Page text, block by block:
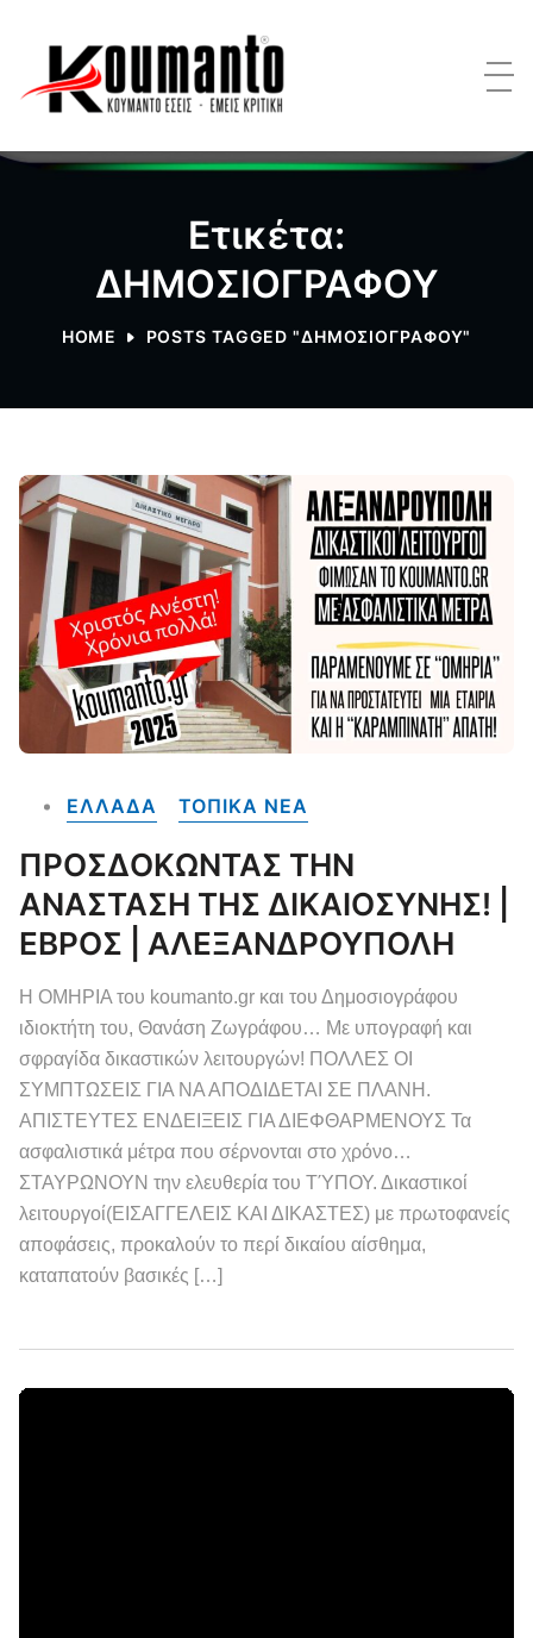
Ετικέτα:
ΔΗΜΟΣΙΟΓΡΑΦΟΥ
HOME POSTS TAGGED "ΔΗΜΟΣΙΟΓΡΑΦΟΥ"
ΕΛΛΑΔΑ ΤΟΠΙΚΑ NEA
ΠΡΟΣΔΟΚΩΝΤΑΣ ΤΗΝ
ΑΝΑΣΤΑΣΗ ΤΗΣ ΔΙΚΑΙΟΣΥΝΗΣ! |
ΕΒΡΟΣ | ΑΛΕΞΑΝΔΡΟΥΠΟΛΗ
Η ΟΜΗΡΙΑ του koumanto.gr και του Δημοσιογράφου
ιδιοκτήτη του, Θανάση Ζωγράφου… Με υπογραφή και
σφραγίδα δικαστικών λειτουργών! ΠΟΛΛΕΣ ΟΙ
ΣΥΜΠΤΩΣΕΙΣ ΓΙΑ ΝΑ ΑΠΟΔΙΔΕΤΑΙ ΣΕ ΠΛΑΝΗ.
ΑΠΙΣΤΕΥΤΕΣ ΕΝΔΕΙΞΕΙΣ ΓΙΑ ΔΙΕΦΘΑΡΜΕΝΟΥΣ Τα
ασφαλιστικά μέτρα που σέρνονται στο χρόνο…
ΣΤΑΥΡΩΝΟΥΝ την ελευθερία του ΤΎΠΟΥ. Δικαστικοί
λειτουργοί(ΕΙΣΑΓΓΕΛΕΙΣ ΚΑΙ ΔΙΚΑΣΤΕΣ) με πρωτοφανείς
αποφάσεις, προκαλούν το περί δικαίου αίσθημα,
καταπατούν βασικές […]